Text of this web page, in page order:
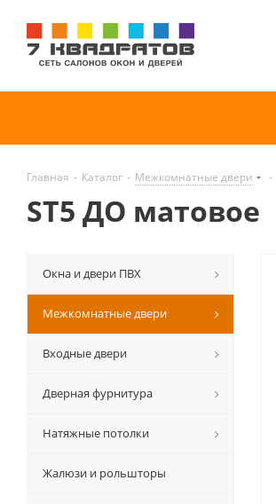
Главная - Каталог - Межкомнатные двери -
ST5 ДО матовое
Окна и двери ПВХ
Межкомнатные двери
Входные двери
Дверная фурнитура
Натяжные потолки
Жалюзи и рольшторы